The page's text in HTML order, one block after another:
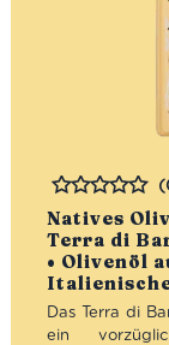
Natives
Terra di
• Olivenöl
Bewertet
Das Terra di
ein